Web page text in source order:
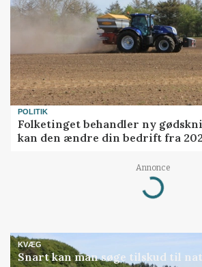
POLITIK
Folketinget behandler ny
kan den ændre din bedrift fra
Annonce
Loading...
KVÆG
Snart kan man søge tilskud til